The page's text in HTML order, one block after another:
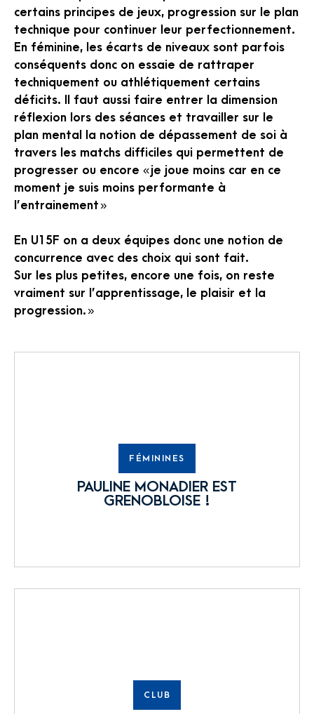
certains principes de jeux, progression sur le plan
technique pour continuer leur perfectionnement.
En féminine, les écarts de niveaux sont parfois
conséquents donc on essaie de rattraper
techniquement ou athlétiquement certains
déficits. Il faut aussi faire entrer la dimension
réflexion lors des séances et travailler sur le
plan mental la notion de dépassement de soi à
travers les matchs difficiles qui permettent de
progresser ou encore « je joue moins car en ce
moment je suis moins performante à
l’entrainement »
En U15F on a deux équipes donc une notion de
concurrence avec des choix qui sont fait.
Sur les plus petites, encore une fois, on reste
vraiment sur l’apprentissage, le plaisir et la
progression. »
FÉMININES
PAULINE MONADIER EST
GRENOBLOISE !
CLUB